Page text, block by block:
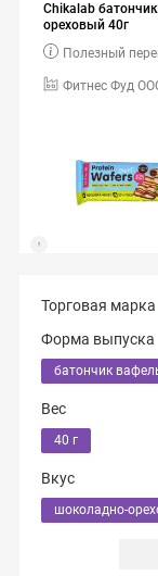
Chikalab
ореховый 40г
Фитнес Фуд
Полезный
Торговая марка
Форма выпуска
батончик
Вес
40 г
Вкус
шоколадно-